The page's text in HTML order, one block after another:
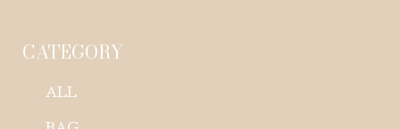
CATEGORY
ALL